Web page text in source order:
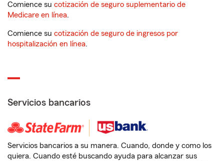
Comience su cotización de seguro suplementario de
Medicare en línea.
Comience su cotización de seguro de ingresos por
hospitalización en línea.
Servicios bancarios
Servicios bancarios a su manera. Cuando, donde y como los
quiera. Cuando esté buscando ayuda para alcanzar sus